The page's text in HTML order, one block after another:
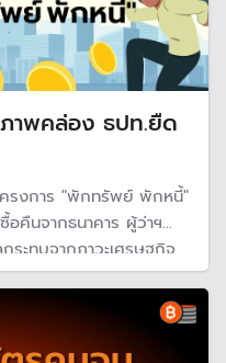
าพคล่อง ธปท.ยืด
ครงการ "พักทรัพย์ พักหนี้"
อคืนจากธนาคาร ผู้ว่าฯ
ระทบจากภาวะเศรษฐกิจ
การเวลาเพิ่มในการหาเงิน